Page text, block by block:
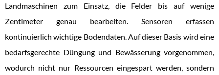
Landmaschinen zum Einsatz, die Felder bis auf wenige
Zentimeter genau bearbeiten. Sensoren erfassen
kontinuierlich wichtige Bodendaten. Auf dieser Basis wird eine
bedarfsgerechte Düngung und Bewässerung vorgenommen,
wodurch nicht nur Ressourcen eingespart werden, sondern